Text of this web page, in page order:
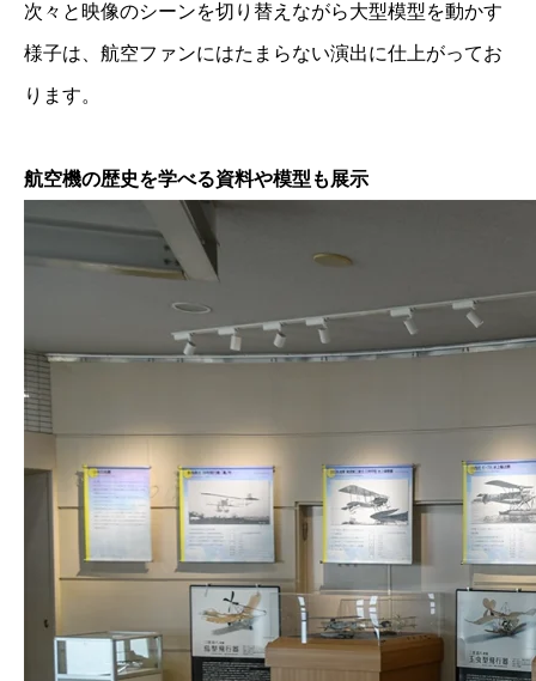
次々と映像のシーンを切り替えながら大型模型を動かす
様子は、航空ファンにはたまらない演出に仕上がってお
ります。
航空機の歴史を学べる資料や模型も展示